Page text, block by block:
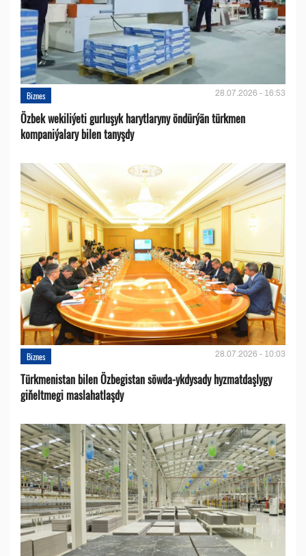
Biznes 28.07.2026 - 16:53
Özbek wekiliýeti gurluşyk harytlaryny öndürýän türkmen
kompaniýalary bilen tanyşdy
Biznes 28.07.2026 - 10:03
Türkmenistan bilen Özbegistan söwda-ykdysady hyzmatdaşlygy
giňeltmegi maslahatlaşdy